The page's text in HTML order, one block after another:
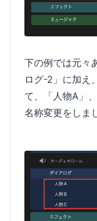
下の例では元々
ログ-2」に加え
て、「人物A」
名称変更をしま